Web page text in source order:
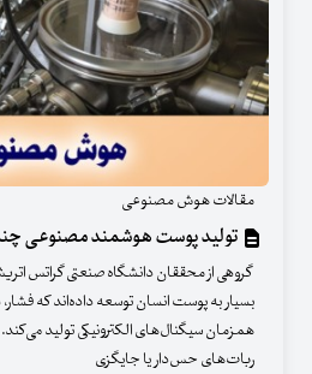
مقالات هوش مصنوعی
تولید پوست هوشمند مصنوعی
گروهی از محققان دانشگاه صنعتی گراتس
بسیار به پوست انسان توسعه داده‌اند که
همزمان سیگنال‌های الکترونیکی تولید
ربات‌های حس‌دار یا جایگزی